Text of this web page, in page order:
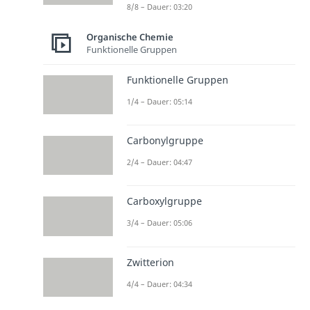
8/8 – Dauer: 03:20
Organische Chemie
Funktionelle Gruppen
Funktionelle Gruppen
1/4 – Dauer: 05:14
Carbonylgruppe
2/4 – Dauer: 04:47
Carboxylgruppe
3/4 – Dauer: 05:06
Zwitterion
4/4 – Dauer: 04:34